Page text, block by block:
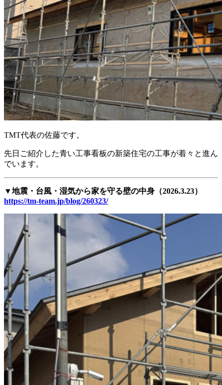
TMT代表の佐藤です。
先日ご紹介した青い工事看板の新築住宅の工事が着々と進ん
でいます。
▼地震・台風・湿気から家を守る壁の中身（2026.3.23）
https://tm-team.jp/blog/260323/